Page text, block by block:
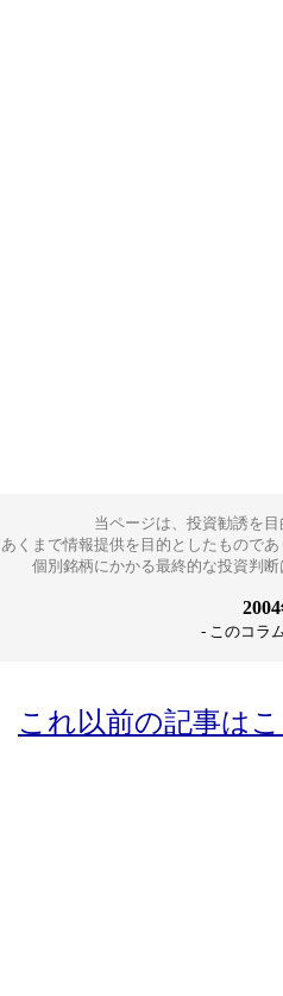
当ページは、投資勧誘を
あくまで情報提供を目的としたもので
個別銘柄にかかる最終的な投資判
- このコラ
これ以前の記事は